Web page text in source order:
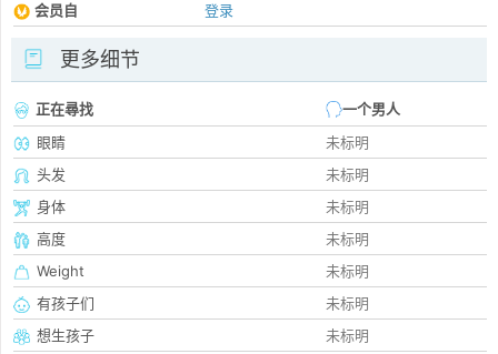
会员自
登录
更多细节
正在尋找
一个男人
眼睛
未标明
头发
未标明
身体
未标明
高度
未标明
Weight
未标明
有孩子们
未标明
想生孩子
未标明